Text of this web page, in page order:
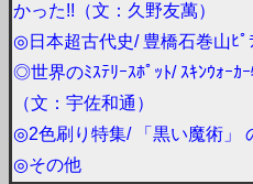
かった!!（文：久野友萬）
◎日本超古代史/ 豊橋石巻山ﾋﾟ
◎世界のﾐｽﾃﾘｰｽﾎﾟｯﾄ/ ｽｷﾝｳｫｰｶ
（文：宇佐和通）
◎2色刷り特集/ 「黒い魔術」
◎その他